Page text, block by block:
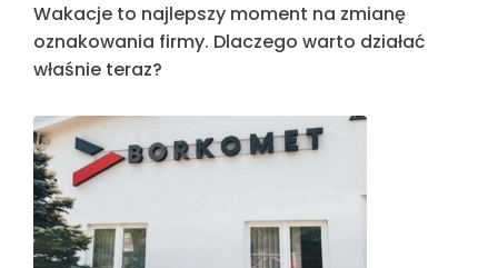
Wakacje to najlepszy moment na zmianę
oznakowania firmy. Dlaczego warto działać
właśnie teraz?